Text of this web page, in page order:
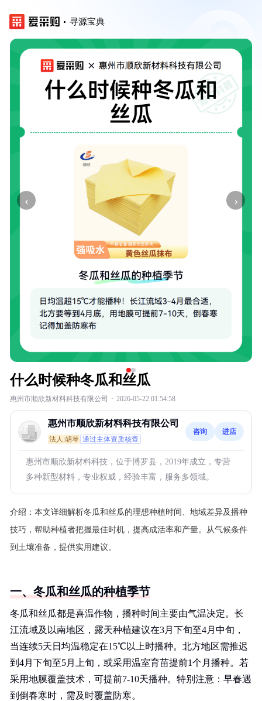
寻源宝典
‹ ›
什么时候种冬瓜和丝瓜
惠州市顺欣新材料科技有限公司 · 2026-05-22 01:54:58
惠州市顺欣新材料科技有限公司
法人:胡琴 通过主体资质核查
咨询 进店
惠州市顺欣新材料科技，位于博罗县，2019年成立，专营
多种新型材料，专业权威，经验丰富，服务多领域。
介绍： 本文详细解析冬瓜和丝瓜的理想种植时间、地域差异及播种
技巧，帮助种植者把握最佳时机，提高成活率和产量。从气候条件
到土壤准备，提供实用建议。
一、冬瓜和丝瓜的种植季节
冬瓜和丝瓜都是喜温作物，播种时间主要由气温决定。长
江流域及以南地区，露天种植建议在3月下旬至4月中旬，
当连续5天日均温稳定在15℃以上时播种。北方地区需推迟
到4月下旬至5月上旬，或采用温室育苗提前1个月播种。若
采用地膜覆盖技术，可提前7-10天播种。特别注意：早春遇
到倒春寒时，需及时覆盖防寒。